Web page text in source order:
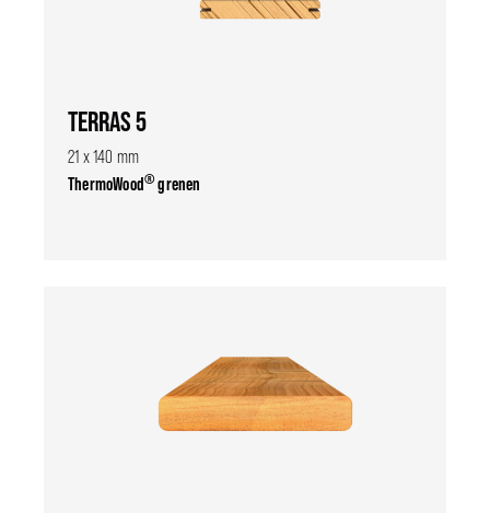
TERRAS 5
21 x 140 mm
ThermoWood®grenen